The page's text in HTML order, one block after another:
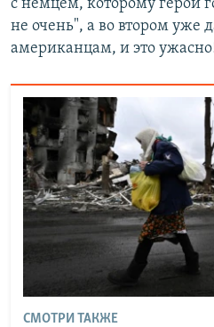
с немцем, которому герой
не очень", а во втором уже
американцам, и это
СМОТРИ ТАКЖЕ